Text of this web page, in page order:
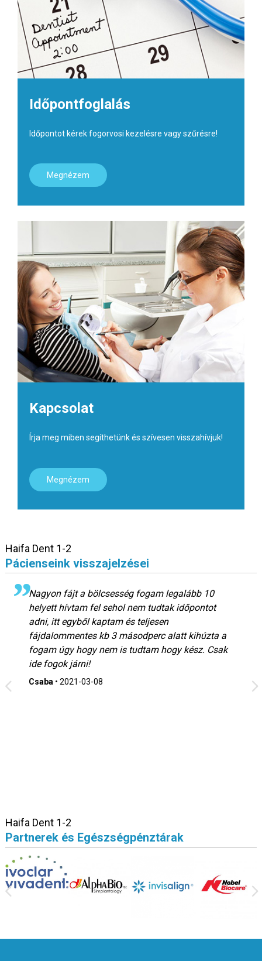
Időpontfoglalás
Időpontot kérek fogorvosi kezelésre vagy szűrésre!
Megnézem
Kapcsolat
Írja meg miben segíthetünk és szívesen visszahívjuk!
Megnézem
Haifa Dent 1-2
Pácienseink visszajelzései
Nagyon fájt a bölcsesség fogam legalább 10
helyett hívtam fel sehol nem tudtak időpontot
adni, itt egyből kaptam és teljesen
fájdalommentes kb 3 másodperc alatt kihúzta a
fogam úgy hogy nem is tudtam hogy kész. Csak
ide fogok járni!
Csaba• 2021-03-08
Haifa Dent 1-2
Partnerek és Egészségpénztárak